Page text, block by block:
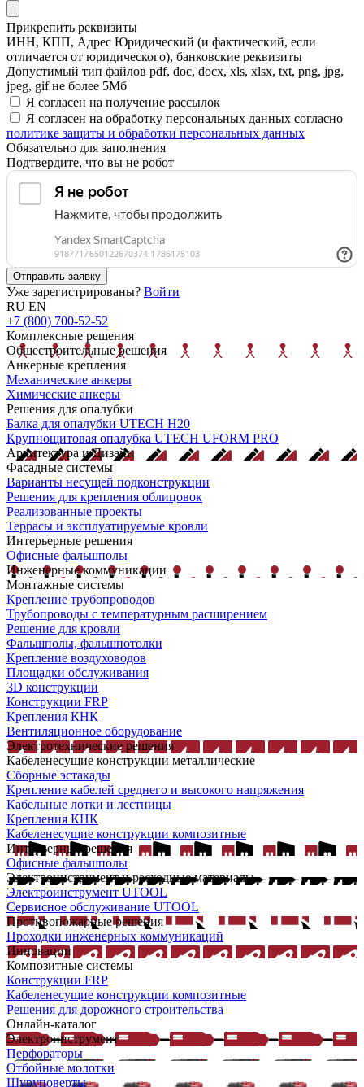
Прикрепить реквизиты
ИНН, КПП, Адрес Юридический (и фактический, если
отличается от юридического), банковские реквизиты
Допустимый тип файлов pdf, doc, docx, xls, xlsx, txt, png, jpg,
jpeg, gif не более 5Мб
Я согласен на получение рассылок
Я согласен на обработку персональных данных согласно
политике защиты и обработки персональных данных
Обязательно для заполнения
Подтвердите, что вы не робот
Отправить заявку
Уже зарегистрированы? Войти
RU EN
+7 (800) 700-52-52
Комплексные решения
Общестроительные решения
Анкерные крепления
Механические анкеры
Химические анкеры
Решения для опалубки
Балка для опалубки UTECH H20
Крупнощитовая опалубка UTECH UFORM PRO
Архитектура и Дизайн
Фасадные системы
Варианты несущей подконструкции
Решения для крепления облицовок
Реализованные проекты
Террасы и эксплуатируемые кровли
Интерьерные решения
Офисные фальшполы
Инженерные коммуникации
Монтажные системы
Крепление трубопроводов
Трубопроводы с температурным расширением
Решение для кровли
Фальшполы, фальшпотолки
Крепление воздуховодов
Площадки обслуживания
3D конструкции
Конструкции FRP
Крепления КНК
Вентиляционное оборудование
Электротехнические решения
Кабеленесущие конструкции металлические
Сборные эстакады
Крепление кабелей среднего и высокого напряжения
Кабельные лотки и лестницы
Крепления КНК
Кабеленесущие конструкции композитные
Интерьерные решения
Офисные фальшполы
Электроинструмент и расходные материалы
Электроинструмент UTOOL
Сервисное обслуживание UTOOL
Противопожарные решения
Проходки инженерных коммуникаций
Инновации
Композитные системы
Конструкции FRP
Кабеленесущие конструкции композитные
Решения для дорожного строительства
Онлайн-каталог
Электроинструмент
Перфораторы
Отбойные молотки
Шуруповерты